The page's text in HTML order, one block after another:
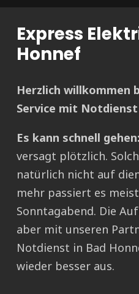
Express
Honnef
Herzlich willkommen
Service mit
Es kann schnell gehen:
versagt plötzlich.
natürlich nicht auf
mehr passiert es
Sonntagabend. Die
aber mit unseren
Notdienst in Bad
wieder besser aus.